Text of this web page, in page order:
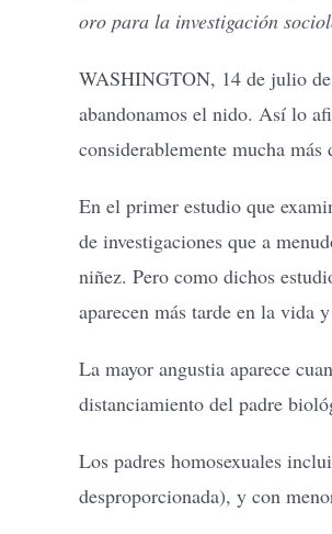
oro para la investigación
WASHINGTON, 14 de julio de
abandonamos el nido. Así lo
considerablemente mucha
En el primer estudio que
de investigaciones que a
niñez. Pero como dichos
aparecen más tarde en la vida
La mayor angustia aparece
distanciamiento del padre
Los padres homosexuales
desproporcionada), y con